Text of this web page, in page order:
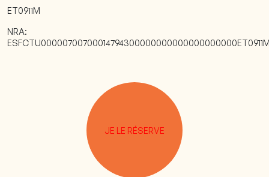
ET0911M
NRA:
JE LE RÉSERVE